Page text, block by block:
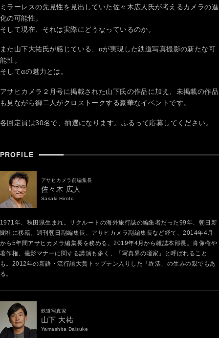
ミラーレスの先見性を見出していた佐々木広人氏が考えるカメラの進
化の可能性。
そして現在、それは実際にどうなっているのか。
また山下大祐氏が感じている、αが実現した鉄道写真撮影の新たな可
能性。
そしてαの魅力とは。
アサヒカメラ２月号に掲載された山下氏の作品に加え、未掲載の作品
も見ながら御二人がクロストークする豪華なイベントです。
各回定員は30名で、抽選になります。ふるって応募してください。
PROFILE
アサヒカメラ前編集長
佐々木 広人
Sasaki Hiroto
1971年、秋田県生まれ。リクルートの海外旅行誌の編集者だった99年、朝日新
聞社に移籍。週刊朝日副編集長、アサヒカメラ副編集長など経て、2014年4月
から5年間アサヒカメラ編集長を務める。2019年4月から雑誌本部長。肖像権や
著作権、撮影マナーに関する講演も多く、「写真界の噺家」と呼ばれること
も。2012年の新語・流行語大賞トップテン入りした「終活」の生みの親でもあ
る。
鉄道写真家
山下 大祐
Yamashita Daisuke